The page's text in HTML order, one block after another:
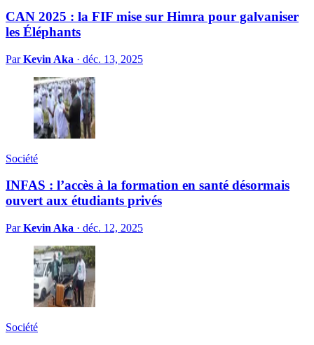
CAN 2025 : la FIF mise sur Himra pour galvaniser
les Éléphants
ParKevin Aka · déc. 13, 2025
Société
INFAS : l’accès à la formation en santé désormais
ouvert aux étudiants privés
ParKevin Aka · déc. 12, 2025
Société